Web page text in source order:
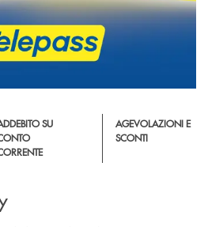
SU
AGEVOLAZIONI E
SCONTI